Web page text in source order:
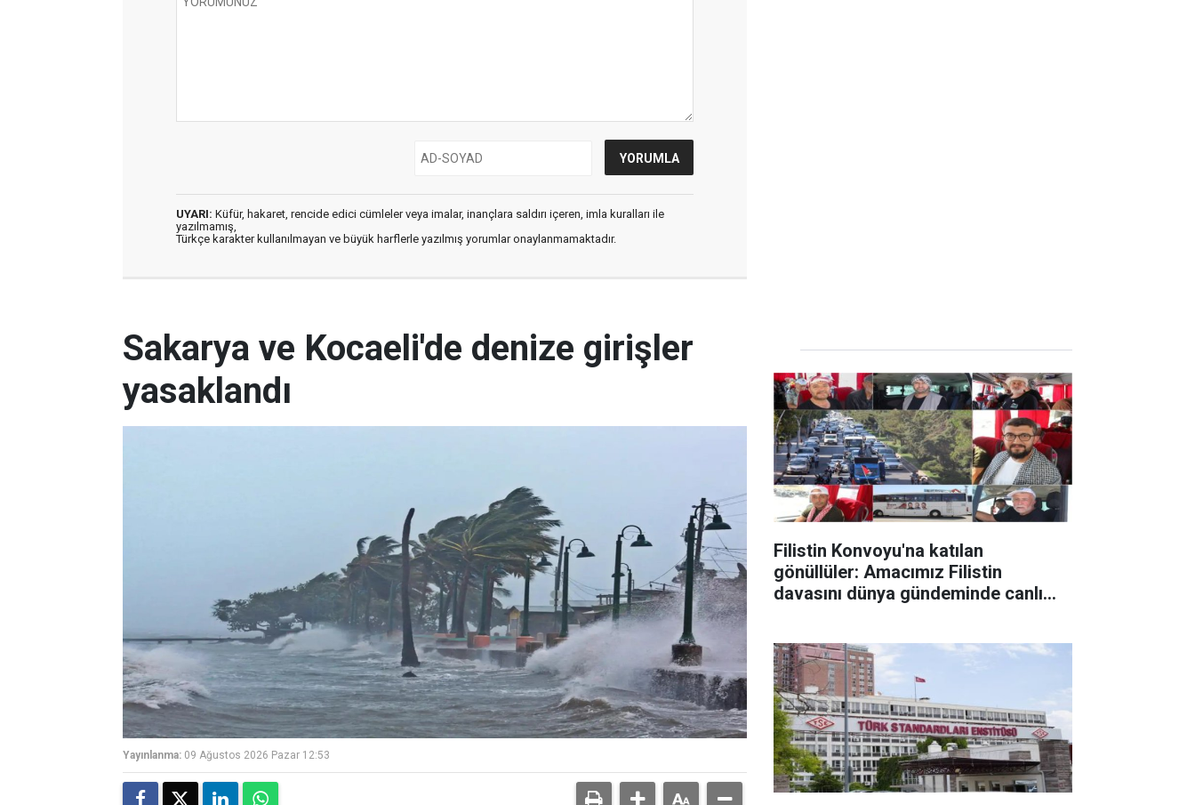
UYARI: Küfür, hakaret, rencide edici cümleler veya imalar, inançlara saldırı içeren, imla kuralları ile
yazılmamış,
Türkçe karakter kullanılmayan ve büyük harflerle yazılmış yorumlar onaylanmamaktadır.
Sakarya ve Kocaeli'de denize girişler
yasaklandı
Yayınlanma: 09 Ağustos 2026 Pazar 12:53
Filistin Konvoyu'na katılan
gönüllüler: Amacımız Filistin
davasını dünya gündeminde canlı